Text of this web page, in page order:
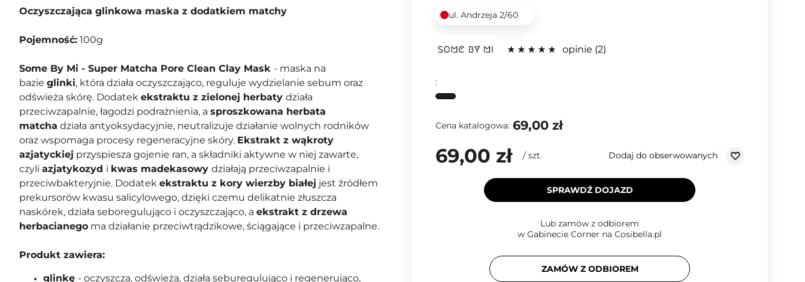
Oczyszczająca glinkowa maska z dodatkiem matchy
Pojemność: 100g
Some By Mi - Super Matcha Pore Clean Clay Mask - maska na
bazie glinki, która działa oczyszczająco, reguluje wydzielanie sebum oraz
odświeża skórę. Dodatek ekstraktu z zielonej herbaty działa
przeciwzapalnie, łagodzi podrażnienia, a sproszkowana herbata
matcha działa antyoksydacyjnie, neutralizuje działanie wolnych rodników
oraz wspomaga procesy regeneracyjne skóry. Ekstrakt z wąkroty
azjatyckiej przyspiesza gojenie ran, a składniki aktywne w niej zawarte,
czyli azjatykozyd i kwas madekasowy działają przeciwzapalnie i
przeciwbakteryjnie. Dodatek ekstraktu z kory wierzby białej jest źródłem
prekursorów kwasu salicylowego, dzięki czemu delikatnie złuszcza
naskórek, działa seboregulująco i oczyszczająco, a ekstrakt z drzewa
herbacianego ma działanie przeciwtrądzikowe, ściągające i przeciwzapalne.
Produkt zawiera:
glinkę - oczyszcza, odświeża, działa seburegulująco i regenerująco,
ul. Andrzeja 2/60
opinie 2
:
Cena katalogowa: 69,00 zł
69,00 zł / szt. Dodaj do obserwowanych
SPRAWDŹ DOJAZD
Lub zamów z odbiorem
w Gabinecie Corner na Cosibella.pl
ZAMÓW Z ODBIOREM